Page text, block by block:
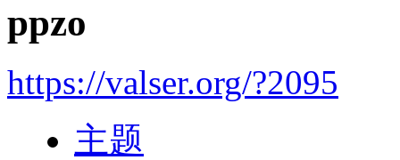
ppzo
https://valser.org/?2095
主题